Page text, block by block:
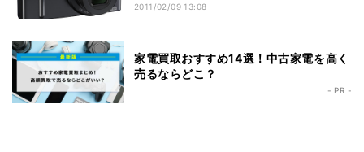
2011/02/09 13:08
家電買取おすすめ14選！中古家電を高く
売るならどこ？
- PR -